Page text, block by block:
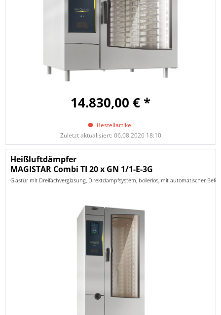
14.830,00 € *
Bestellartikel
Zuletzt aktualisiert: 06.08.2026 18:10
Heißluftdämpfer
MAGISTAR Combi TI 20 x GN 1/1-E-3G
Glastür mit Dreifachverglasung, Direktdampfsystem, boilerlos, mit automatischer